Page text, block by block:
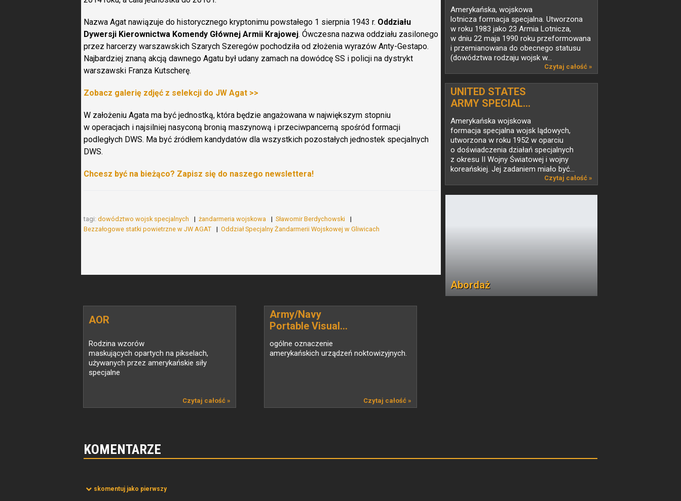
Nazwa Agat nawiązuje do historycznego kryptonimu powstałego 1 sierpnia 1943 r. Oddziału
Dywersji Kierownictwa Komendy Głównej Armii Krajowej. Ówczesna nazwa oddziału zasilonego
przez harcerzy warszawskich Szarych Szeregów pochodziła od złożenia wyrazów Anty-Gestapo.
Najbardziej znaną akcją dawnego Agatu był udany zamach na dowódcę SS i policji na dystrykt
warszawski Franza Kutscherę.
Zobacz galerię zdjęć z selekcji do JW Agat >>
W założeniu Agata ma być jednostką, która będzie angażowana w największym stopniu
w operacjach i najsilniej nasyconą bronią maszynową i przeciwpancerną spośród formacji
podległych DWS. Ma być źródłem kandydatów dla wszystkich pozostałych jednostek specjalnych
DWS.
Chcesz być na bieżąco? Zapisz się do naszego newslettera!
tagi: dowództwo wojsk specjalnych żandarmeria wojskowa
Sławomir Berdychowski
Bezzałogowe statki powietrzne w JW AGAT
Oddział Specjalny Żandarmerii Wojskowej w Gliwicach
Amerykańska, wojskowa
lotnicza formacja specjalna. Utworzona
w roku 1983 jako 23 Armia Lotnicza,
w dniu 22 maja 1990 roku przeformowana
i przemianowana do obecnego statusu
(dowództwa rodzaju wojsk w...
Czytaj całość »
UNITED STATES
ARMY SPECIAL...
Amerykańska wojskowa
formacja specjalna wojsk lądowych,
utworzona w roku 1952 w oparciu
o doświadczenia działań specjalnych
z okresu II Wojny Światowej i wojny
koreańskiej. Jej zadaniem miało być...
Czytaj całość »
Abordaż
AOR
Rodzina wzorów
maskujących opartych na pikselach,
używanych przez amerykańskie siły
specjalne
Czytaj całość »
Army/Navy
Portable Visual...
ogólne oznaczenie
amerykańskich urządzeń noktowizyjnych.
Czytaj całość »
KOMENTARZE
skomentuj jako pierwszy